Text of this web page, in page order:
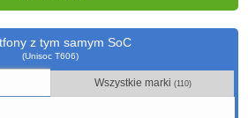
z tym samym SoC
(Unisoc T606)
Wszystkie marki (110)